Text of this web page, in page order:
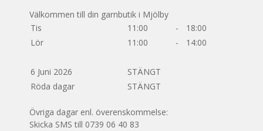
Välkommen till din garnbutik i Mjölby
Tis
11:00 -
18:00
Lör
11:00 - 14:00
6 Juni 2026
STÄNGT
Röda dagar
STÄNGT
Övriga dagar enl. överenskommelse:
Skicka SMS till 0739 06 40 83